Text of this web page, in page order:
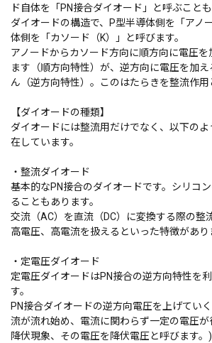
ド自体を「PN接合ダイオード」と呼ぶことも
ダイオードの構造で、P型半導体側を「アノ
体側を「カソード（K）」と呼びます。
アノードからカソード方向に順方向に電圧
ます（順方向特性）が、逆方向に電圧を加
ん（逆方向特性）。このはたらきを整流作用
【ダイオードの種類】
ダイオードには整流用だけでなく、以下の
在しています。
・整流ダイオード
基本的なPN接合のダイオードです。シリコ
ることもあります。
交流（AC）を直流（DC）に変換する際の整
高電圧、高電流を扱えるといった特徴があり
・定電圧ダイオード
定電圧ダイオードはPN接合の逆方向特性を
す。
PN接合ダイオードの逆方向電圧を上げてい
流が流れ始め、電流に関わらず一定の電圧
降伏現象、その電圧を降伏電圧と呼びます。)